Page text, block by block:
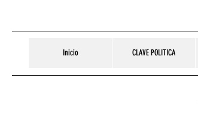
Inicio CLAVE POLITICA